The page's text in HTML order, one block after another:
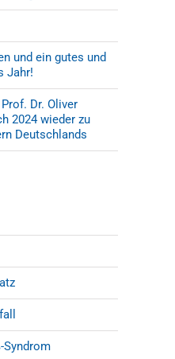
und ein gutes und
Jahr!
Dr. Oliver
2024 wieder zu
Deutschlands
Syndrom